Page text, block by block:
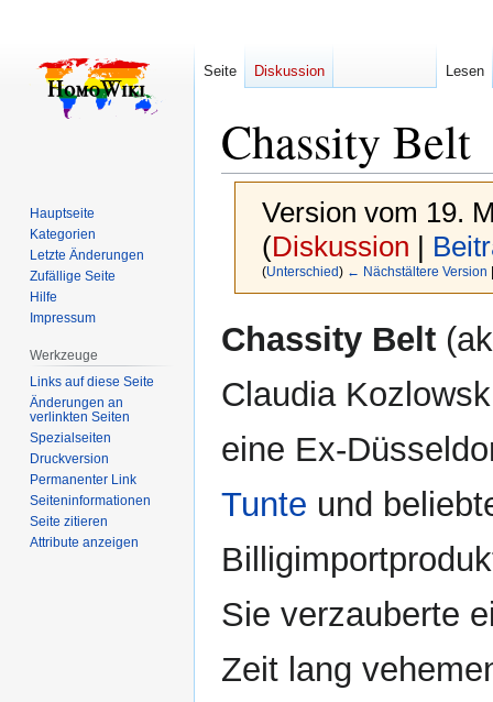
Chassity Belt
Version vom 19.
(Diskussion |
(Unterschied) ← Nächstältere Version
Navigation
Suche
Chassity Belt
Claudia
eine Ex-
Tunte und
Sie verzauberte
Zeit lang
Seite Diskussion Lesen
Hauptseite
Kategorien
Letzte Änderungen
Zufällige Seite
Hilfe
Impressum
Werkzeuge
Links auf diese Seite
Änderungen an
verlinkten Seiten
Spezialseiten
Druckversion
Permanenter Link
Seiten­­informationen
Seite zitieren
Attribute anzeigen